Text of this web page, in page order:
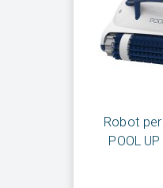
Robot
POOL